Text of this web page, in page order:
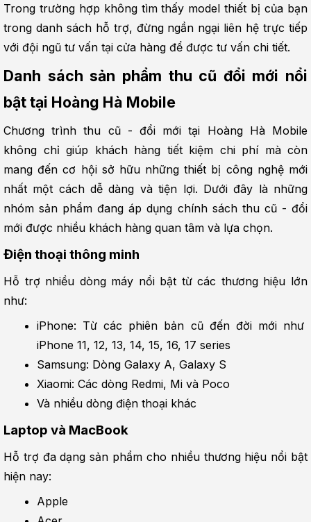
Trong trường hợp không tìm thấy model thiết bị của bạn
trong danh sách hỗ trợ, đừng ngần ngại liên hệ trực tiếp
với đội ngũ tư vấn tại cửa hàng để được tư vấn chi tiết.
Danh sách sản phẩm thu cũ đổi mới nổi
bật tại Hoàng Hà Mobile
Chương trình thu cũ - đổi mới tại Hoàng Hà Mobile
không chỉ giúp khách hàng tiết kiệm chi phí mà còn
mang đến cơ hội sở hữu những thiết bị công nghệ mới
nhất một cách dễ dàng và tiện lợi. Dưới đây là những
nhóm sản phẩm đang áp dụng chính sách thu cũ - đổi
mới được nhiều khách hàng quan tâm và lựa chọn.
Điện thoại thông minh
Hỗ trợ nhiều dòng máy nổi bật từ các thương hiệu lớn
như:
iPhone: Từ các phiên bản cũ đến đời mới như
iPhone 11, 12, 13, 14, 15, 16, 17 series
Samsung: Dòng Galaxy A, Galaxy S
Xiaomi: Các dòng Redmi, Mi và Poco
Và nhiều dòng điện thoại khác
Laptop và MacBook
Hỗ trợ đa dạng sản phẩm cho nhiều thương hiệu nổi bật
hiện nay:
Apple